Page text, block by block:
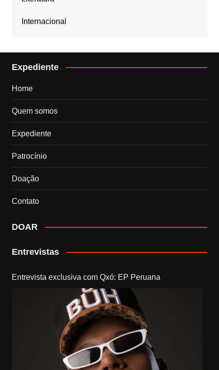
Internacional
Expediente
Home
Quem somos
Expediente
Patrocínio
Doação
Contato
DOAR
Entrevistas
Entrevista exclusiva com Qxó: EP Peruana